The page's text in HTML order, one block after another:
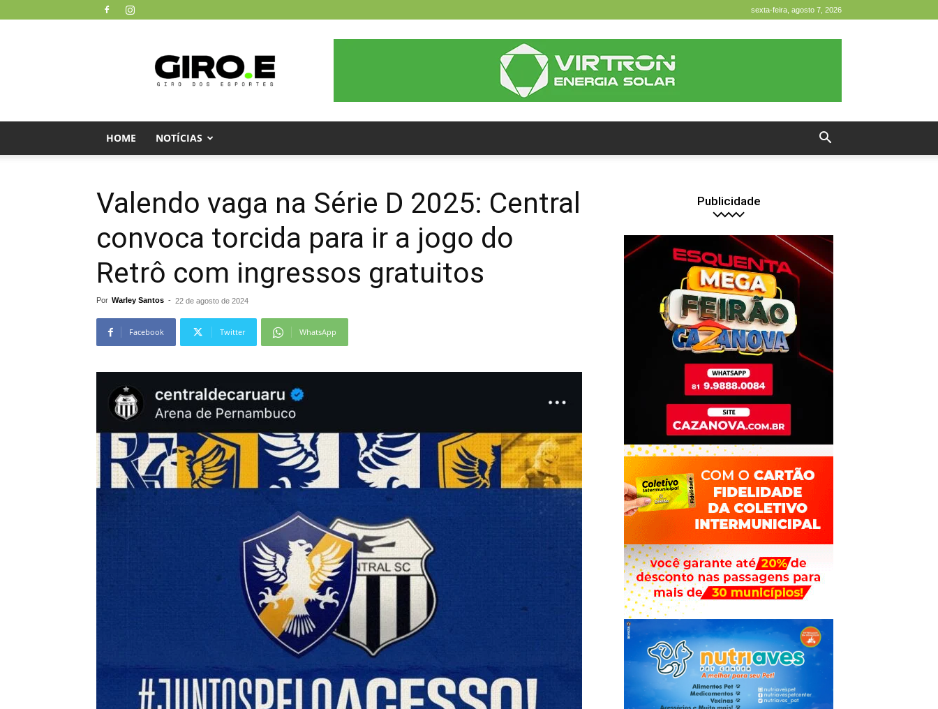
sexta-feira, agosto 7, 2026
dos
Esportes
HOME NOTÍCIAS
Valendo vaga na Série D 2025: Central
convoca torcida para ir a jogo do
Retrô com ingressos gratuitos
Por Warley Santos - 22 de agosto de 2024
Facebook Twitter WhatsApp
Publicidade